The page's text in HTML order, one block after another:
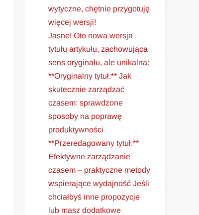
wytyczne, chętnie przygotuję
więcej wersji!
Jasne! Oto nowa wersja
tytułu artykułu, zachowująca
sens oryginału, ale unikalna:
**Oryginalny tytuł:** Jak
skutecznie zarządzać
czasem: sprawdzone
sposoby na poprawę
produktywności
**Przeredagowany tytuł:**
Efektywne zarządzanie
czasem – praktyczne metody
wspierające wydajność Jeśli
chciałbyś inne propozycje
lub masz dodatkowe